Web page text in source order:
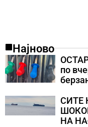
Најново
по
СИТЕ
НА